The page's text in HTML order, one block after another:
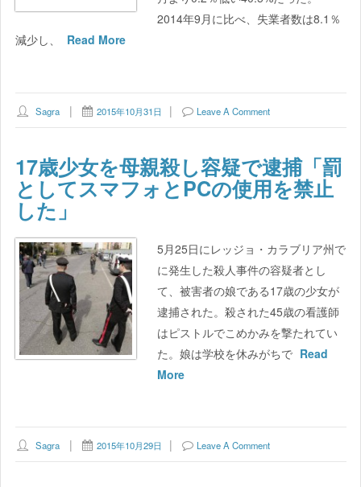
2014年9月に比べ、失業者数は8.1％
減少し、
Read More
Sagra 2015年10月31日 Leave A Comment
17歳少女を母親殺し容疑で逮捕「罰
としてスマフォとPCの使用を禁止
した」
5月25日にレッジョ・カラブリア州で
に発生した殺人事件の容疑者とし
て、被害者の娘である17歳の少女が
逮捕された。殺された45歳の看護師
はピストルでこめかみを撃たれてい
た。娘は学校を休みがちで Read
More
Sagra 2015年10月29日 Leave A Comment